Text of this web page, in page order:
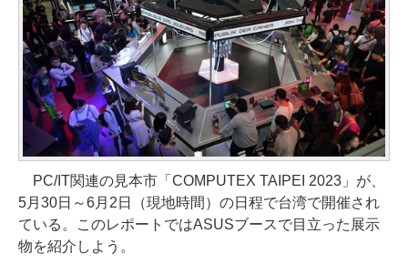
PC/IT関連の見本市「COMPUTEX TAIPEI 2023」が、
5月30日～6月2日（現地時間）の日程で台湾で開催され
ている。このレポートではASUSブースで目立った展示
物を紹介しよう。